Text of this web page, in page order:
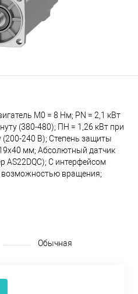
М0 = 8 Нм; PN = 2,1 кВт
(380-480); ПН = 1,26 кВт при
(200-240 В); Степень защиты
мм; Абсолютный датчик
AS22DQC); С интерфейсом
возможностью вращения;
Обычная